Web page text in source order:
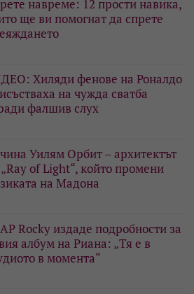
навреме: 12 прости навика,
ще ви помогнат да спрете
Хиляди фенове на Роналдо
на чужда сватба
фалшив слух
Уилям Орбит – архитектът
of Light“, който промени
на Мадона
Rocky издаде подробности за
албум на Риана: „Тя е в
в момента“